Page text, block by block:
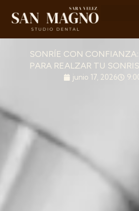
SONRÍE CON
PARA REALZAR TU
junio 17, 2026